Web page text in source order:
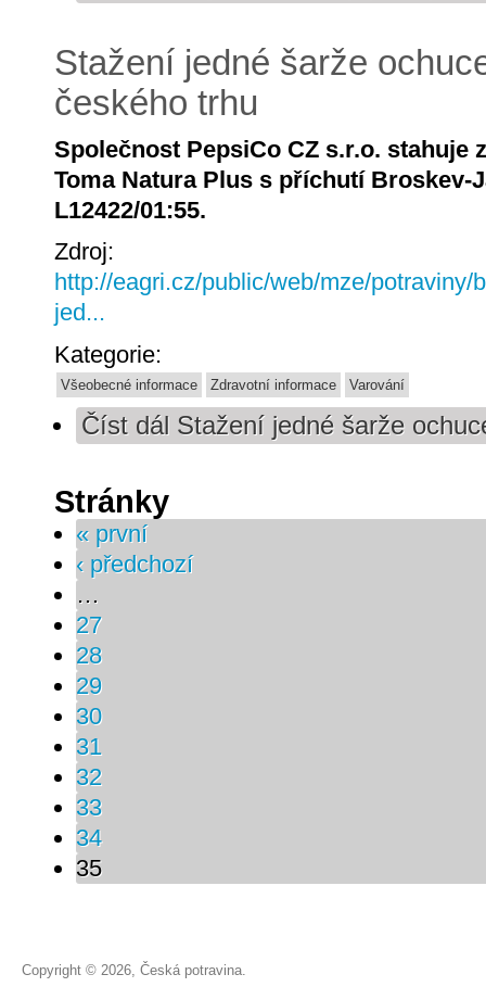
Stažení jedné šarže
českého trhu
Společnost PepsiCo CZ s.r.o. stahuje
Toma Natura Plus s příchutí Broskev-
L12422/01:55.
Zdroj:
http://eagri.cz/public/web/mze/potraviny/
jed...
Kategorie:
Všeobecné informace Zdravotní informace Varování
Číst dál Stažení jedné šarže
Stránky
« první
‹ předchozí
…
27
28
29
30
31
32
33
34
35
Copyright © 2026, Česká potravina.